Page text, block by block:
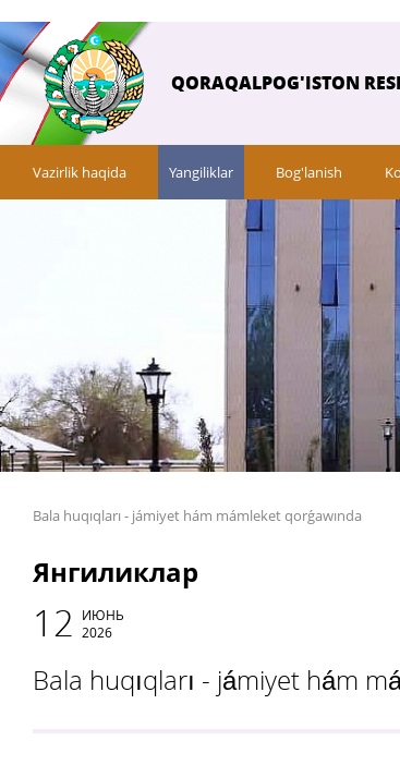
QORAQALPOG'ISTON
Vazirlik haqida Yangiliklar Bog'lanish
Bala huqıqları - jámiyet hám mámleket qorǵawında
Янгиликлар
12 ИЮНЬ
2026
Bala huqıqları - jámiyet hám